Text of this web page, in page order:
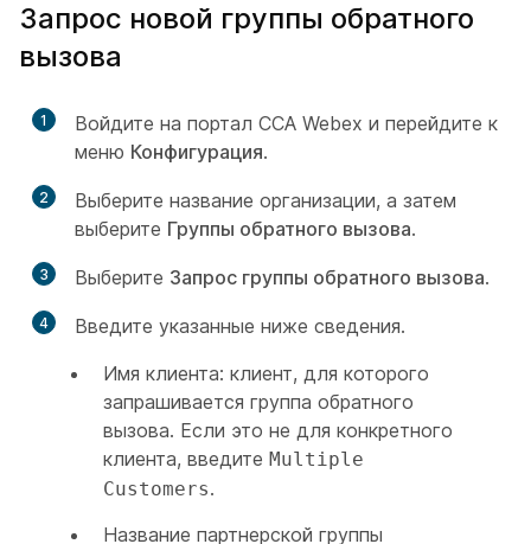
Запрос новой группы обратного
вызова
1
Войдите на портал CCA Webex и перейдите к
меню Конфигурация.
2
Выберите название организации, а затем
выберите Группы обратного вызова.
3 Выберите Запрос группы обратного вызова.
4
Введите указанные ниже сведения.
Имя клиента: клиент, для которого
запрашивается группа обратного
вызова. Если это не для конкретного
клиента, введите Multiple
Customers.
Название партнерской группы